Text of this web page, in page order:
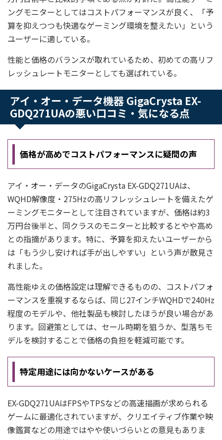
ングモニターとしてはコストパフォーマンスが良く、「予
算を抑えつつも快適なゲーミング環境を整えたい」という
ユーザーに適している。
性能と価格のバランスが取れているため、初めての高リフ
レッシュレートモニターとしても選ばれている。
アイ・オー・データ機器 GigaCrysta EX-
GDQ271UAの悪い口コミ・気になる点
価格が高めでコストパフォーマンスに疑問の声
アイ・オー・データのGigaCrysta EX-GDQ271UAは、
WQHD解像度・275Hzの高リフレッシュレートを備えたゲ
ーミングモニターとして注目されていますが、価格は約3
万円台後半と、同クラスのモニターと比較するとやや高め
との指摘があります。特に、予算を抑えたいユーザーから
は「もう少し安ければ手が出しやすい」という声が散見さ
れました。
高性能ゆえの価格設定は理解できるものの、コストパフォ
ーマンスを重視するならば、同じ27インチWQHDで240Hz
程度のモデルや、他社製品も検討したほうが良い場合があ
ります。回避策としては、セール時期を狙うか、型落ちモ
デルを検討することで価格の負担を軽減可能です。
特定用途には向かないケースがある
EX-GDQ271UAはFPSやTPSなどの高速描画が求められる
ゲームに最適化されていますが、クリエイティブ作業や映
像鑑賞などの用途ではやや使いづらいとの意見もありま